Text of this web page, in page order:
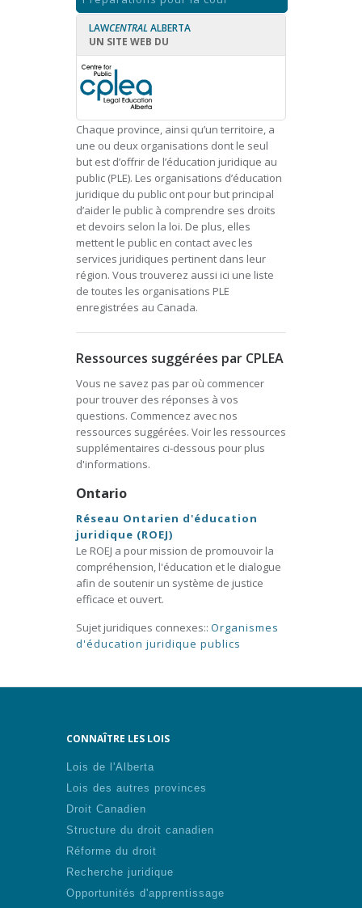
LAWCENTRAL ALBERTA
UN SITE WEB DU
Chaque province, ainsi qu’un territoire, a
une ou deux organisations dont le seul
but est d’offrir de l’éducation juridique au
public (PLE). Les organisations d’éducation
juridique du public ont pour but principal
d’aider le public à comprendre ses droits
et devoirs selon la loi. De plus, elles
mettent le public en contact avec les
services juridiques pertinent dans leur
région. Vous trouverez aussi ici une liste
de toutes les organisations PLE
enregistrées au Canada.
Ressources suggérées par CPLEA
Vous ne savez pas par où commencer
pour trouver des réponses à vos
questions. Commencez avec nos
ressources suggérées. Voir les ressources
supplémentaires ci-dessous pour plus
d'informations.
Ontario
Réseau Ontarien d'éducation
juridique (ROEJ)
Le ROEJ a pour mission de promouvoir la
compréhension, l'éducation et le dialogue
afin de soutenir un système de justice
efficace et ouvert.
Sujet juridiques connexes:: Organismes
d'éducation juridique publics
CONNAÎTRE LES LOIS
Lois de l'Alberta
Lois des autres provinces
Droit Canadien
Structure du droit canadien
Réforme du droit
Recherche juridique
Opportunités d'apprentissage